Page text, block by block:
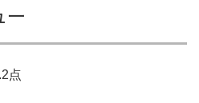
ー
点